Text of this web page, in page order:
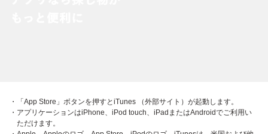
・「App Store」ボタンを押すとiTunes （外部サイト）が起動します。
・アプリケーションはiPhone、iPod touch、iPadまたはAndroidでご利用い
ただけます。